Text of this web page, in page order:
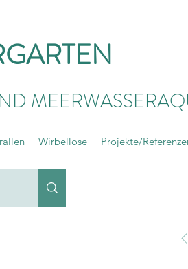
Wirbellose Projekte/